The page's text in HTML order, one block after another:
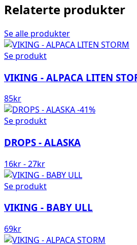
Relaterte produkter
Se alle produkter
Se produkt
VIKING - ALPACA LITEN
85kr
-41%
Se produkt
DROPS - ALASKA
16kr-27kr
Se produkt
VIKING - BABY ULL
69kr